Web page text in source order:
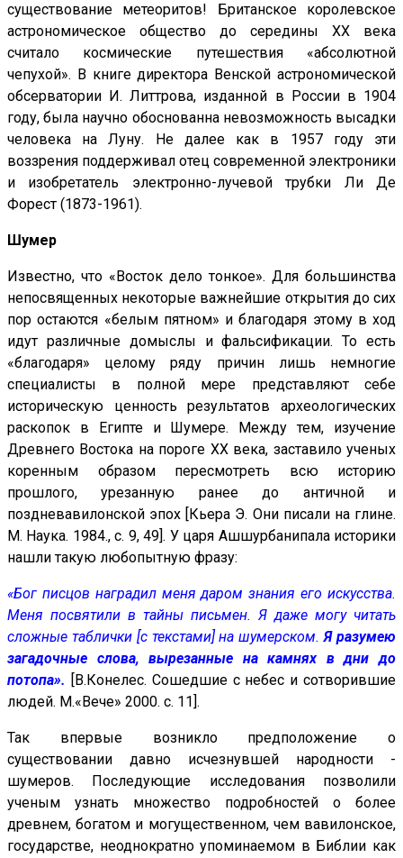
существование метеоритов! Британское королевское
астрономическое общество до середины XX века
считало космические путешествия «абсолютной
чепухой». В книге директора Венской астрономической
обсерватории И. Литтрова, изданной в России в 1904
году, была научно обоснованна невозможность высадки
человека на Луну. Не далее как в 1957 году эти
воззрения поддерживал отец современной электроники
и изобретатель электронно-лучевой трубки Ли Де
Форест (1873-1961).
Шумер
Известно, что «Восток дело тонкое». Для большинства
непосвященных некоторые важнейшие открытия до сих
пор остаются «белым пятном» и благодаря этому в ход
идут различные домыслы и фальсификации. То есть
«благодаря» целому ряду причин лишь немногие
специалисты в полной мере представляют себе
историческую ценность результатов археологических
раскопок в Египте и Шумере. Между тем, изучение
Древнего Востока на пороге XX века, заставило ученых
коренным образом пересмотреть всю историю
прошлого, урезанную ранее до античной и
поздневавилонской эпох [Кьера Э. Они писали на глине.
М. Наука. 1984., с. 9, 49]. У царя Ашшурбанипала историки
нашли такую любопытную фразу:
«Бог писцов наградил меня даром знания его искусства.
Меня посвятили в тайны письмен. Я даже могу читать
сложные таблички [с текстами] на шумерском.Я разумею
загадочные слова, вырезанные на камнях в дни до
потопа».
[В.Конелес. Сошедшие с небес и сотворившие
людей. М.«Вече» 2000. с. 11].
Так впервые возникло предположение о
существовании давно исчезнувшей народности -
шумеров. Последующие исследования позволили
ученым узнать множество подробностей о более
древнем, богатом и могущественном, чем вавилонское,
государстве, неоднократно упоминаемом в Библии как